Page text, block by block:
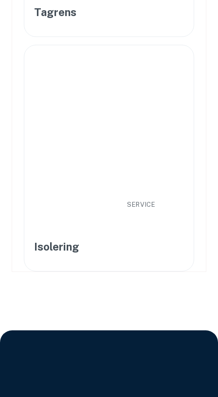
Tagrens
SERVICE
Isolering